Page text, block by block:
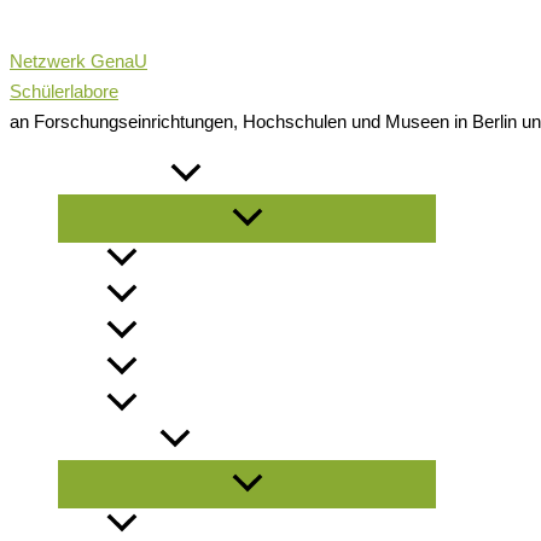
Inhalt
springen
Netzwerk GenaU
Schülerlabore
an Forschungseinrichtungen, Hochschulen und Museen in Berlin
Menü
umschalten
Menü
umschalten